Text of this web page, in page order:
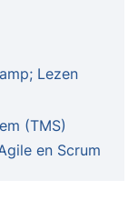
esse...
en je goed
officiële
NHA-cursus
Lezen
(TMS)
en Scrum